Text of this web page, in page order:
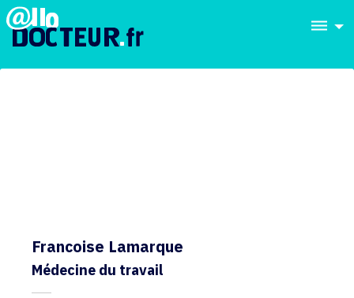
dehaze
Francoise Lamarque
Médecine du travail